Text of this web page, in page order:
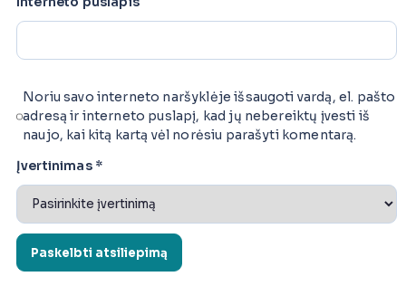
Noriu savo interneto naršyklėje išsaugoti vardą, el. pašto
adresą ir interneto puslapį, kad jų nebereiktų įvesti iš
naujo, kai kitą kartą vėl norėsiu parašyti komentarą.
Įvertinimas *